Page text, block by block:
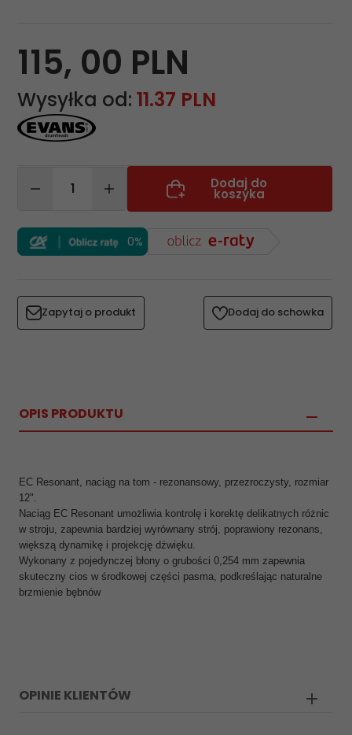
115, 00 PLN
Wysyłka od: 11.37 PLN
Dodaj do
koszyka
0%
Zapytaj o produkt Dodaj do schowka
OPIS PRODUKTU
EC Resonant, naciąg na tom - rezonansowy, przezroczysty, rozmiar
12".
Naciąg EC Resonant umożliwia kontrolę i korektę delikatnych różnic
w stroju, zapewnia bardziej wyrównany strój, poprawiony rezonans,
większą dynamikę i projekcję dźwięku.
Wykonany z pojedynczej błony o grubości 0,254 mm zapewnia
skuteczny cios w środkowej części pasma, podkreślając naturalne
brzmienie bębnów
OPINIE KLIENTÓW